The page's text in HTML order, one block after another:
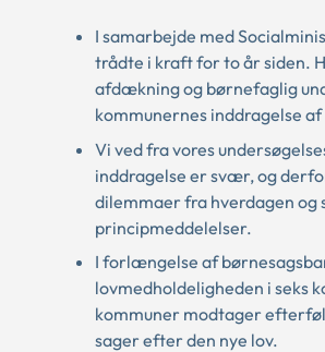
I samarbejde med
trådte i kraft for to år siden.
afdækning og børnefaglig
kommunernes inddragelse
Vi ved fra vores
inddragelse er svær, og
dilemmaer fra hverdagen
principmeddelelser.
I forlængelse af
lovmedholdeligheden i seks
kommuner modtager
sager efter den nye lov.